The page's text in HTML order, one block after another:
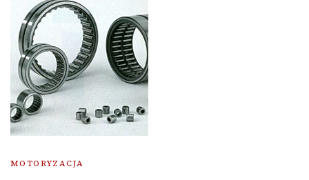
MOTORYZACJA